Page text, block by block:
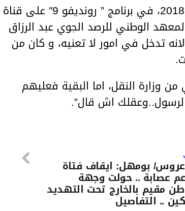
قال محمد بوغلاب اليوم الاربعاء 26 سبتمبر 2018، في برنامج ” رونديفو 9″ على قناة
الوطني للرصد الجوي عبد الرزاق
تدخل في امور لا تعنيه، و كان من
وزارة النقل، اما البقية فعليهم
اش قال”.
بومهل: ايقاف فتاة
عصابة .. حولت وجهة
مقيم بالخارج تحت التهديد
.. التفاصيل